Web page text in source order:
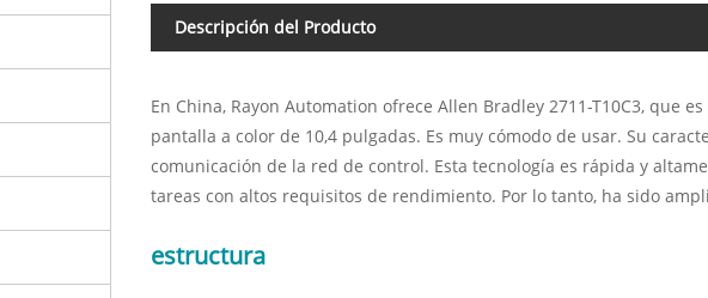
Descripción del Producto
En China, Rayon Automation ofrece Allen Bradley 2711-T10C3, que
pantalla a color de 10,4 pulgadas. Es muy cómodo de usar. Su
comunicación de la red de control. Esta tecnología es rápida y
tareas con altos requisitos de rendimiento. Por lo tanto, ha sido
estructura